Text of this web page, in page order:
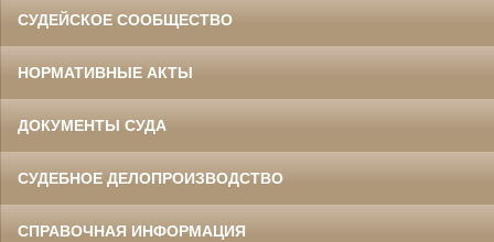
СУДЕЙСКОЕ СООБЩЕСТВО
НОРМАТИВНЫЕ АКТЫ
ДОКУМЕНТЫ СУДА
СУДЕБНОЕ ДЕЛОПРОИЗВОДСТВО
СПРАВОЧНАЯ ИНФОРМАЦИЯ